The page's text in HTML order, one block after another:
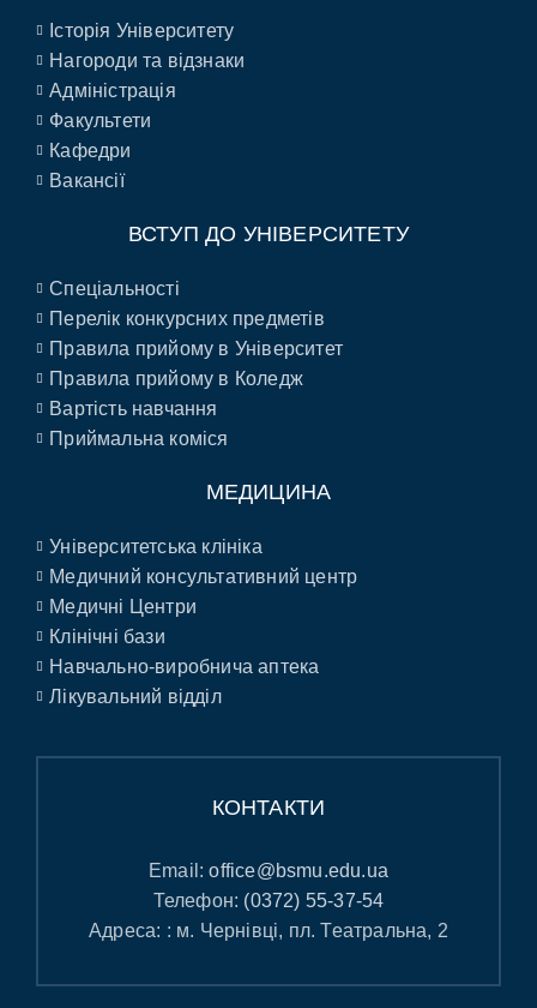
Історія Університету
Нагороди та відзнаки
Адміністрація
Факультети
Кафедри
Вакансії
ВСТУП ДО УНІВЕРСИТЕТУ
Спеціальності
Перелік конкурсних предметів
Правила прийому в Університет
Правила прийому в Коледж
Вартість навчання
Приймальна коміся
МЕДИЦИНА
Університетська клініка
Медичний консультативний центр
Медичні Центри
Клінічні бази
Навчально-виробнича аптека
Лікувальний відділ
КОНТАКТИ
Email:office@bsmu.edu.ua
Телефон: (0372) 55-37-54
Адреса: : м. Чернівці, пл. Театральна, 2